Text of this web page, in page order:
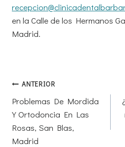
en la Calle de los Hermanos
Madrid.
Navegación
de
entradas
ANTERIOR
Problemas De Mordida
Y Ortodoncia En Las
Rosas, San Blas,
Madrid